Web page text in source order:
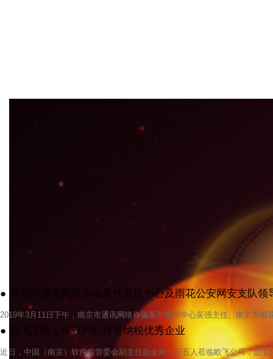
● 南京市通讯网络诈骗案件查控中心及雨花公安网安支队
2019年3月11日下午，南京市通讯网络诈骗案件查控中心吴强主任、南京市
● 欧飞连续五年获得软件谷纳税优秀企业
近日，中国（南京）软件谷管委会副主任彭金斌一行五人莅临欧飞公司，彭